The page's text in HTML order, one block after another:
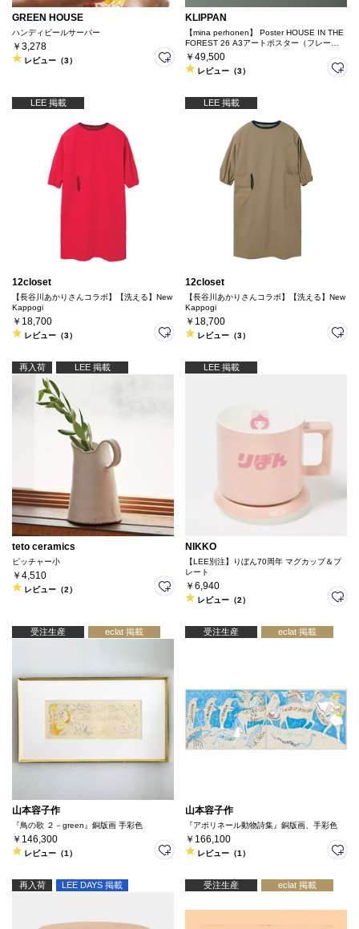
GREEN HOUSE
ハンディビールサーバー
￥3,278
レビュー（3）
KLIPPAN
【mina perhonen】 Poster HOUSE IN THE
FOREST 26 A3アートポスター（フレーム
付き）
￥49,500
レビュー（3）
LEE 掲載
12closet
【長谷川あかりさんコラボ】【洗える】New
Kappogi
￥18,700
レビュー（3）
LEE 掲載
12closet
【長谷川あかりさんコラボ】【洗える】New
Kappogi
￥18,700
レビュー（3）
再入荷 LEE 掲載
teto ceramics
ピッチャー小
￥4,510
レビュー（2）
LEE 掲載
NIKKO
【LEE別注】りぼん70周年 マグカップ＆プ
レート
￥6,940
レビュー（2）
受注生産 eclat 掲載
山本容子作
『鳥の歌 ２－green』銅版画 手彩色
￥146,300
レビュー（1）
受注生産 eclat 掲載
山本容子作
『アポリネール動物詩集』銅版画、手彩色
￥166,100
レビュー（1）
再入荷 LEE DAYS 掲載 受注生産 eclat 掲載